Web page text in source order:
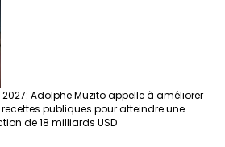
Adolphe Muzito appelle à améliorer
publiques pour atteindre une
de 18 milliards USD